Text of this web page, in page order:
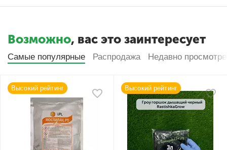
Возможно, вас это заинтересует
Самые популярные Распродажа Недавно
Высокий рейтинг Высокий рейтинг